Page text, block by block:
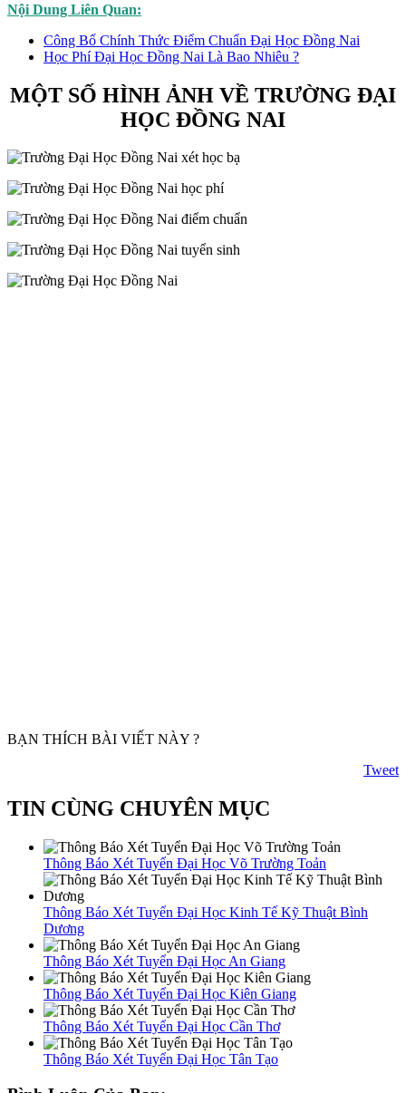
Nội Dung Liên Quan:
Công Bố Chính Thức Điểm Chuẩn Đại Học Đồng Nai
Học Phí Đại Học Đồng Nai Là Bao Nhiêu ?
MỘT SỐ HÌNH ẢNH VỀ TRƯỜNG ĐẠI
HỌC ĐỒNG NAI
BẠN THÍCH BÀI VIẾT NÀY ?
Tweet
TIN CÙNG CHUYÊN MỤC
Thông Báo Xét Tuyển Đại Học Võ Trường Toản
Thông Báo Xét Tuyển Đại Học Kinh Tế Kỹ Thuật Bình
Dương
Thông Báo Xét Tuyển Đại Học An Giang
Thông Báo Xét Tuyển Đại Học Kiên Giang
Thông Báo Xét Tuyển Đại Học Cần Thơ
Thông Báo Xét Tuyển Đại Học Tân Tạo